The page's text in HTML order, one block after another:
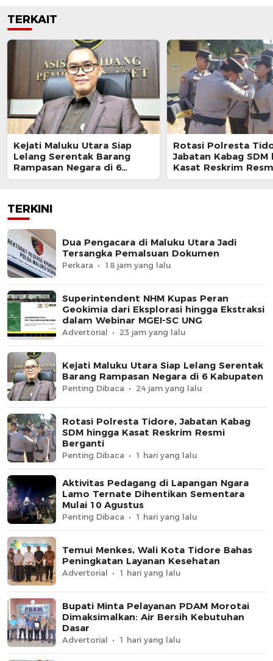
TERKAIT
Kejati Maluku Utara Siap
Lelang Serentak Barang
Rampasan Negara di 6
Kabupaten
Rotasi Polresta
Jabatan Kabag SDM
Kasat Reskrim
Berganti
TERKINI
Dua Pengacara di Maluku Utara Jadi
Tersangka Pemalsuan Dokumen
Perkara 18 jam yang lalu
Superintendent NHM Kupas Peran
Geokimia dari Eksplorasi hingga Ekstraksi
dalam Webinar MGEI-SC UNG
Advertorial 23 jam yang lalu
Kejati Maluku Utara Siap Lelang Serentak
Barang Rampasan Negara di 6 Kabupaten
Penting Dibaca 24 jam yang lalu
Rotasi Polresta Tidore, Jabatan Kabag
SDM hingga Kasat Reskrim Resmi
Berganti
Penting Dibaca 1 hari yang lalu
Aktivitas Pedagang di Lapangan Ngara
Lamo Ternate Dihentikan Sementara
Mulai 10 Agustus
Penting Dibaca 1 hari yang lalu
Temui Menkes, Wali Kota Tidore Bahas
Peningkatan Layanan Kesehatan
Advertorial 1 hari yang lalu
Bupati Minta Pelayanan PDAM Morotai
Dimaksimalkan: Air Bersih Kebutuhan
Dasar
Advertorial 1 hari yang lalu